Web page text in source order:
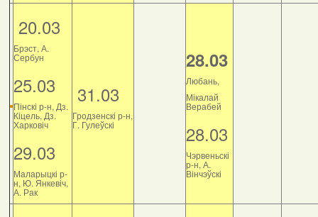
20.03
Брэст, А.
Сербун
25.03
Пінскі р-н, Дз.
Кіцель, Дз.
Харковіч
29.03
Маларыцкі р-
н, Ю. Янкевіч,
А. Рак
31.03
Гродзенскі р-н,
Г. Гулеўскі
28.03
Любань,
Мікалай
Верабей
28.03
Чэрвеньскі
р-н, А.
Вінчэўскі